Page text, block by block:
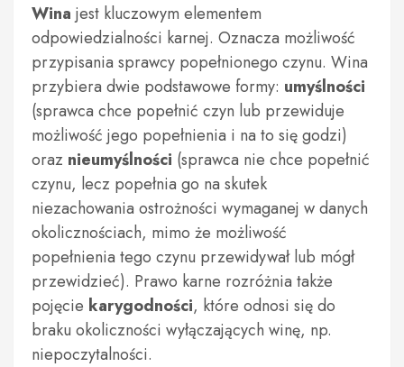
Wina jest kluczowym elementem
odpowiedzialności karnej. Oznacza możliwość
przypisania sprawcy popełnionego czynu. Wina
przybiera dwie podstawowe formy: umyślności
(sprawca chce popełnić czyn lub przewiduje
możliwość jego popełnienia i na to się godzi)
oraz nieumyślności (sprawca nie chce popełnić
czynu, lecz popełnia go na skutek
niezachowania ostrożności wymaganej w danych
okolicznościach, mimo że możliwość
popełnienia tego czynu przewidywał lub mógł
przewidzieć). Prawo karne rozróżnia także
pojęcie karygodności, które odnosi się do
braku okoliczności wyłączających winę, np.
niepoczytalności.